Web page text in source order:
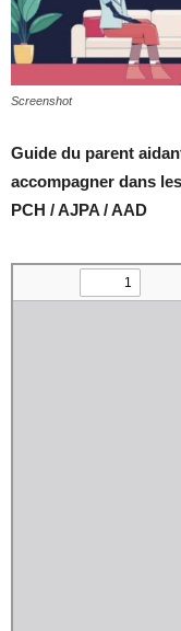
Screenshot
Guide du parent
accompagner dans
PCH / AJPA / AAD